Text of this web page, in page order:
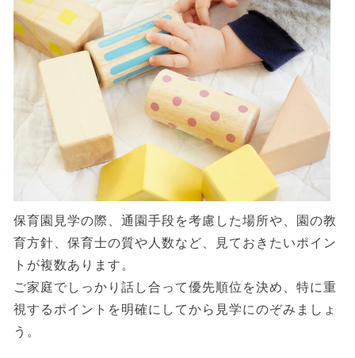
保育園見学の際、通園手段を考慮した場所や、園の教
育方針、保育士の質や人数など、見ておきたいポイン
トが複数あります。
ご家庭でしっかり話し合って優先順位を決め、特に重
視するポイントを明確にしてから見学にのぞみましょ
う。